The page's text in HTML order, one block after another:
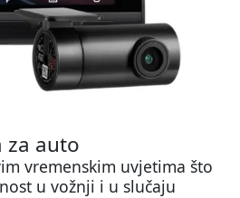
za auto
vremenskim uvjetima što
u vožnji i u slučaju